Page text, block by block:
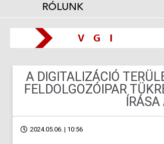
RÓLUNK
A DIGITALIZÁCIÓ
FELDOLGOZÓIPAR
2024.05.06. | 10:56